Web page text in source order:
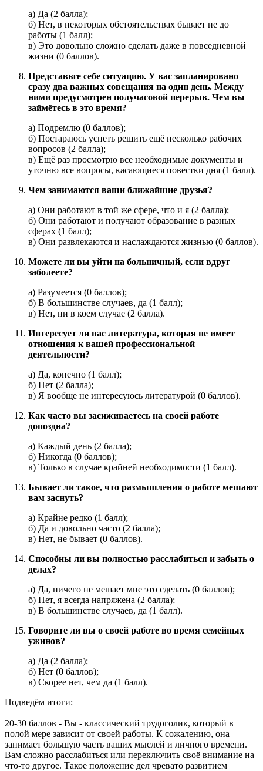
а) Да (2 балла);
б) Нет, в некоторых обстоятельствах бывает не до
работы (1 балл);
в) Это довольно сложно сделать даже в повседневной
жизни (0 баллов).
Представьте себе ситуацию. У вас запланировано
сразу два важных совещания на один день. Между
ними предусмотрен получасовой перерыв. Чем вы
займётесь в это время?
а) Подремлю (0 баллов);
б) Постараюсь успеть решить ещё несколько рабочих
вопросов (2 балла);
в) Ещё раз просмотрю все необходимые документы и
уточню все вопросы, касающиеся повестки дня (1 балл).
Чем занимаются ваши ближайшие друзья?
а) Они работают в той же сфере, что и я (2 балла);
б) Они работают и получают образование в разных
сферах (1 балл);
в) Они развлекаются и наслаждаются жизнью (0 баллов).
Можете ли вы уйти на больничный, если вдруг
заболеете?
а) Разумеется (0 баллов);
б) В большинстве случаев, да (1 балл);
в) Нет, ни в коем случае (2 балла).
Интересует ли вас литература, которая не имеет
отношения к вашей профессиональной
деятельности?
а) Да, конечно (1 балл);
б) Нет (2 балла);
в) Я вообще не интересуюсь литературой (0 баллов).
Как часто вы засиживаетесь на своей работе
допоздна?
а) Каждый день (2 балла);
б) Никогда (0 баллов);
в) Только в случае крайней необходимости (1 балл).
Бывает ли такое, что размышления о работе мешают
вам заснуть?
а) Крайне редко (1 балл);
б) Да и довольно часто (2 балла);
в) Нет, не бывает (0 баллов).
Способны ли вы полностью расслабиться и забыть о
делах?
а) Да, ничего не мешает мне это сделать (0 баллов);
б) Нет, я всегда напряжена (2 балла);
в) В большинстве случаев, да (1 балл).
Говорите ли вы о своей работе во время семейных
ужинов?
а) Да (2 балла);
б) Нет (0 баллов);
в) Скорее нет, чем да (1 балл).
Подведём итоги:
20-30 баллов - Вы - классический трудоголик, который в
полой мере зависит от своей работы. К сожалению, она
занимает большую часть ваших мыслей и личного времени.
Вам сложно расслабиться или переключить своё внимание на
что-то другое. Такое положение дел чревато развитием